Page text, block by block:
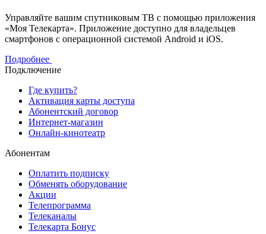
Управляйте вашим спутниковым ТВ с помощью приложения
«Моя Телекарта». Приложение доступно для владельцев
смартфонов с операционной системой Android и iOS.
Подробнее
Подключение
Где купить?
Активация карты доступа
Абонентский договор
Интернет-магазин
Онлайн-кинотеатр
Абонентам
Оплатить подписку
Обменять оборудование
Акции
Телепрограмма
Телеканалы
Телекарта Бонус